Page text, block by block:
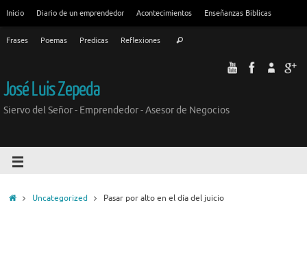
Inicio Diario de un emprendedor Acontecimientos Enseñanzas Biblicas
Frases Poemas Predicas Reflexiones
José Luis Zepeda
Siervo del Señor - Emprendedor - Asesor de Negocios
Uncategorized Pasar por alto en el día del juicio